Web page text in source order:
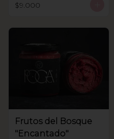
$9.000
Frutos del Bosque
"Encantado"